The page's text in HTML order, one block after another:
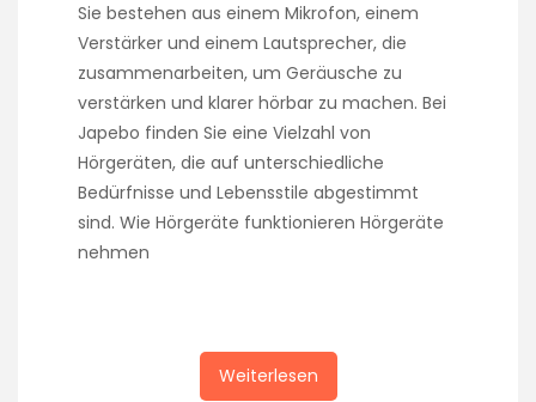
Sie bestehen aus einem Mikrofon, einem
Verstärker und einem Lautsprecher, die
zusammenarbeiten, um Geräusche zu
verstärken und klarer hörbar zu machen. Bei
Japebo finden Sie eine Vielzahl von
Hörgeräten, die auf unterschiedliche
Bedürfnisse und Lebensstile abgestimmt
sind. Wie Hörgeräte funktionieren Hörgeräte
nehmen
Weiterlesen